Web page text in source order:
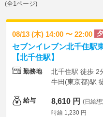
(全1ページ)
08/13 (木) 14:00 〜 22:00
セブンイレブン北千住駅
【北千住駅】
勤務地
北千住駅 徒歩 2
牛田(東京都)駅
給与 8,610 円 (日給
時給 1,230 円